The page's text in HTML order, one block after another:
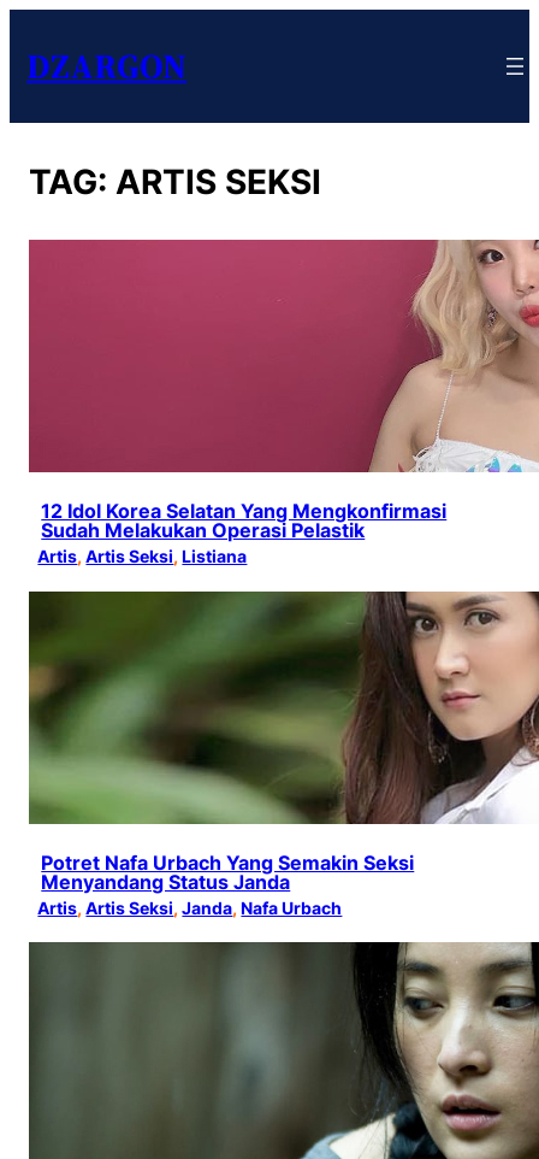
DZARGON
TAG:ARTIS SEKSI
12 Idol Korea Selatan Yang Mengkonfirmasi
Sudah Melakukan Operasi Pelastik
Artis, Artis Seksi, Listiana
Potret Nafa Urbach Yang Semakin Seksi
Menyandang Status Janda
Artis, Artis Seksi, Janda, Nafa Urbach